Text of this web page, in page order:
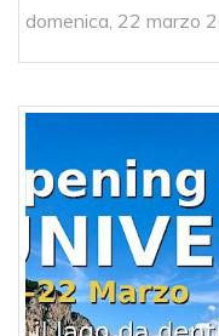
domenica, 22 marzo